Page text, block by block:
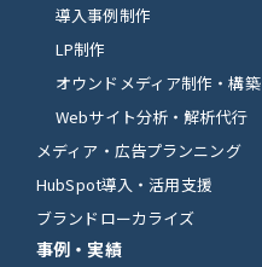
導入事例制作
LP制作
オウンドメディア制作・構築
Webサイト分析・解析代行
メディア・広告プランニング
HubSpot導入・活用支援
ブランドローカライズ
事例・実績